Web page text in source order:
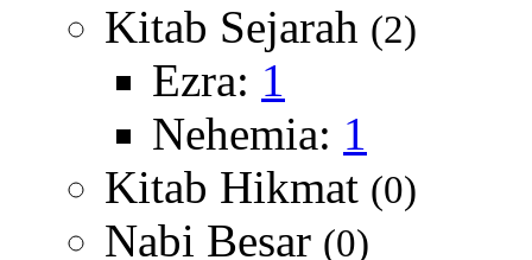
Kitab Sejarah (2)
Ezra: 1
Nehemia: 1
Kitab Hikmat (0)
Nabi Besar (0)